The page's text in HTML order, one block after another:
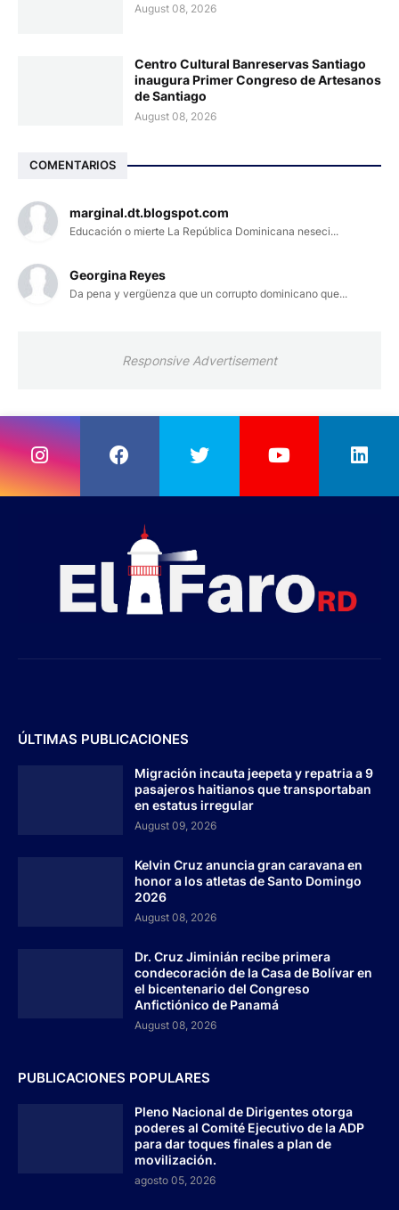
August 08, 2026
Centro Cultural Banreservas Santiago
inaugura Primer Congreso de Artesanos
de Santiago
August 08, 2026
COMENTARIOS
marginal.dt.blogspot.com
Educación o mierte La República Dominicana neseci...
Georgina Reyes
Da pena y vergüenza que un corrupto dominicano que...
Responsive Advertisement
ÚLTIMAS PUBLICACIONES
Migración incauta jeepeta y repatria a 9
pasajeros haitianos que transportaban
en estatus irregular
August 09, 2026
Kelvin Cruz anuncia gran caravana en
honor a los atletas de Santo Domingo
2026
August 08, 2026
Dr. Cruz Jiminián recibe primera
condecoración de la Casa de Bolívar en
el bicentenario del Congreso
Anfictiónico de Panamá
August 08, 2026
PUBLICACIONES POPULARES
Pleno Nacional de Dirigentes otorga
poderes al Comité Ejecutivo de la ADP
para dar toques finales a plan de
movilización.
agosto 05, 2026